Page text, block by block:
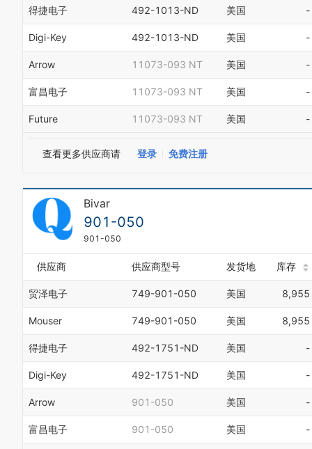
得捷电子 492-1013-ND 美国 -
Digi-Key 492-1013-ND 美国 -
Arrow 11073-093 NT 美国 -
富昌电子 11073-093 NT 美国 -
Future 11073-093 NT 美国 -
查看更多供应商请 登录 免费注册
Bivar
901-050
901-050
供应商 供应商型号 发货地 库存
贸泽电子 749-901-050 美国 8,955
Mouser 749-901-050 美国 8,955
得捷电子 492-1751-ND 美国 -
Digi-Key 492-1751-ND 美国 -
Arrow 901-050 美国 -
富昌电子 901-050 美国 -